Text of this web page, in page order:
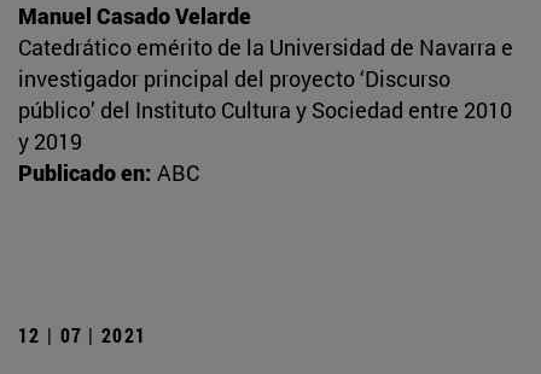
Manuel Casado Velarde
Catedrático emérito de la Universidad de Navarra e
investigador principal del proyecto ‘Discurso
público’ del Instituto Cultura y Sociedad entre 2010
y 2019
Publicado en: ABC
12 | 07 | 2021